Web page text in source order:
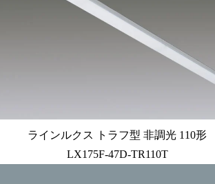
ラインルクス トラフ型 非調光 110形
LX175F-47D-TR110T